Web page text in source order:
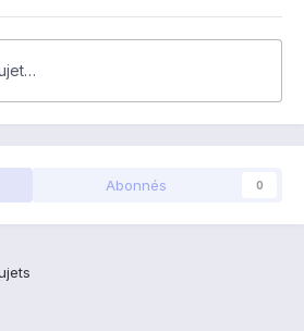
Abonnés 0